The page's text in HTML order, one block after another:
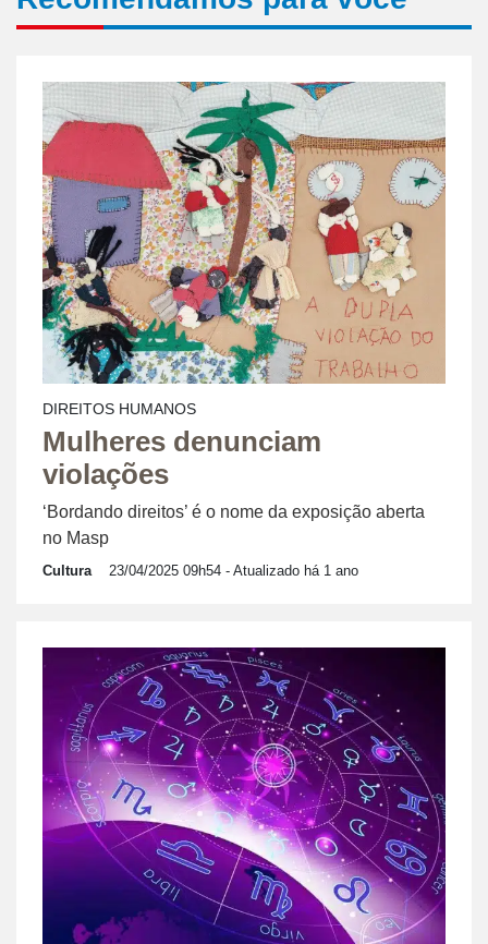
DIREITOS HUMANOS
Mulheres denunciam
violações
‘Bordando direitos’ é o nome da exposição aberta
no Masp
Cultura 23/04/2025 09h54 - Atualizado há 1 ano